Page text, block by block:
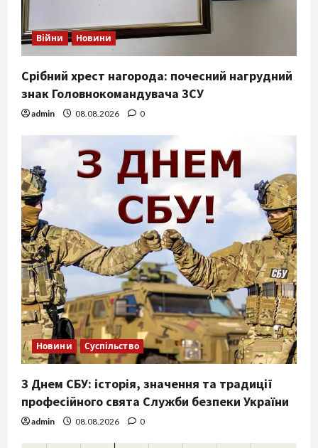
Війни Новини
Срібний хрест нагорода: почесний нагрудний
знак Головнокомандувача ЗСУ
admin 08.08.2026 0
Новини Суспільство
З Днем СБУ: історія, значення та традиції
професійного свята Служби безпеки України
admin 08.08.2026 0